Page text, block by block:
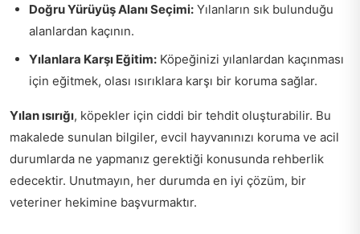
Doğru Yürüyüş Alanı Seçimi: Yılanların sık bulunduğu
alanlardan kaçının.
Yılanlara Karşı Eğitim: Köpeğinizi yılanlardan kaçınması
için eğitmek, olası ısırıklara karşı bir koruma sağlar.
Yılan ısırığı, köpekler için ciddi bir tehdit oluşturabilir. Bu
makalede sunulan bilgiler, evcil hayvanınızı koruma ve acil
durumlarda ne yapmanız gerektiği konusunda rehberlik
edecektir. Unutmayın, her durumda en iyi çözüm, bir
veteriner hekimine başvurmaktır.